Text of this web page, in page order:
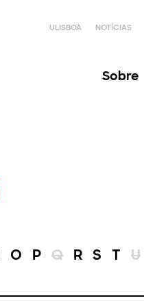
ULISBOA NOTÍCIAS
Sobre
O P Q R S T U